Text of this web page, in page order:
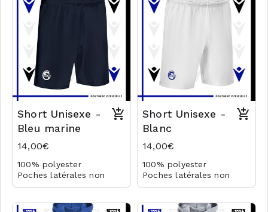
Short Unisexe -
Bleu marine
14,00€
100% polyester
Poches latérales non
zippées
Short Unisexe -
Blanc
14,00€
100% polyester
Poches latérales non
zippées